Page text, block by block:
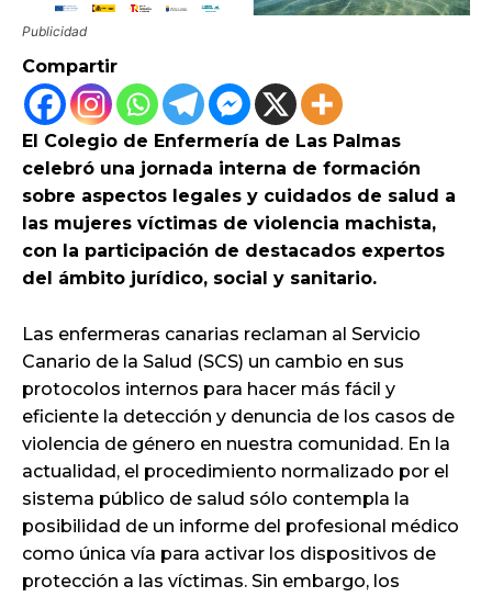
Publicidad
Compartir
El Colegio de Enfermería de Las Palmas
celebró una jornada interna de formación
sobre aspectos legales y cuidados de salud a
las mujeres víctimas de violencia machista,
con la participación de destacados expertos
del ámbito jurídico, social y sanitario.
Las enfermeras canarias reclaman al Servicio
Canario de la Salud (SCS) un cambio en sus
protocolos internos para hacer más fácil y
eficiente la detección y denuncia de los casos de
violencia de género en nuestra comunidad. En la
actualidad, el procedimiento normalizado por el
sistema público de salud sólo contempla la
posibilidad de un informe del profesional médico
como única vía para activar los dispositivos de
protección a las víctimas. Sin embargo, los